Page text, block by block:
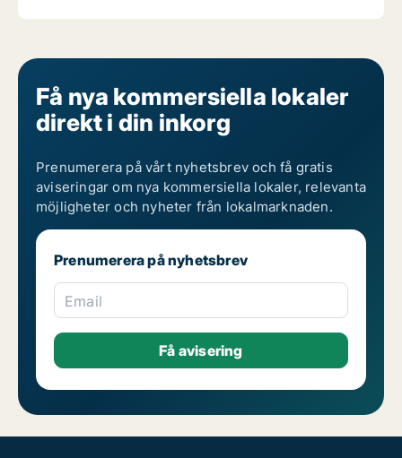
Få nya kommersiella lokaler
direkt i din inkorg
Prenumerera på vårt nyhetsbrev och få gratis
aviseringar om nya kommersiella lokaler, relevanta
möjligheter och nyheter från lokalmarknaden.
Prenumerera på nyhetsbrev
Email